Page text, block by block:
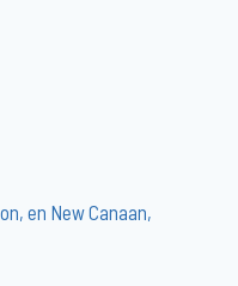
en New Canaan,